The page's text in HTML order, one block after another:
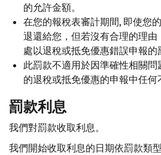
的允許金額。
在您的報稅表審計期間, 即使您
退還給您，但若沒有合理的理
處以退稅或抵免優惠錯誤申報的
此罰款不適用於因準確性相關
的退稅或抵免優惠的申報中任何
罰款利息
我們對罰款收取利息。
我們開始收取利息的日期依罰款類